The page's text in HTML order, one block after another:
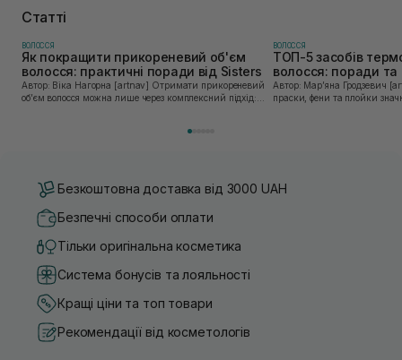
Статті
ВОЛОССЯ
Як покращити прикореневий об'єм
волосся: практичні поради від Sisters
Автор: Віка Нагорна [artnav] Отримати прикореневий
об’єм волосся можна лише через комплексний підхід:
ВОЛОССЯ
ТОП-5 засобів
волосся: поради та
Sisters
Автор: Марʼяна Гродзевич [artnav] Сучасні
праски, фени та плойки
Безкоштовна доставка від 3000 UAH
Безпечні способи оплати
Тільки оригінальна косметика
Система бонусів та лояльності
Кращі ціни та топ товари
Рекомендації від косметологів